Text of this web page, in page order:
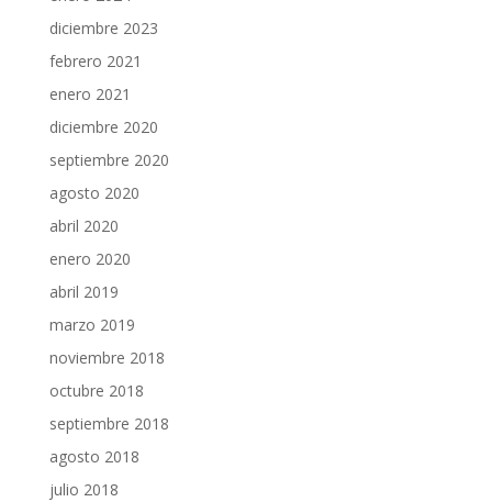
diciembre 2023
febrero 2021
enero 2021
diciembre 2020
septiembre 2020
agosto 2020
abril 2020
enero 2020
abril 2019
marzo 2019
noviembre 2018
octubre 2018
septiembre 2018
agosto 2018
julio 2018